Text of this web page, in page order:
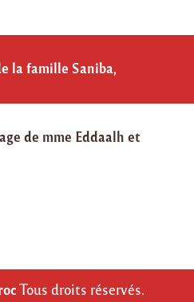
de mme Eddaalh et
la famille Saniba,
Tous droits réservés.